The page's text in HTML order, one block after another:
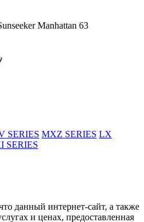
Manhattan 63
SERIES MXZ SERIES LX
SERIES
данный интернет-сайт, а также
и ценах, предоставленная